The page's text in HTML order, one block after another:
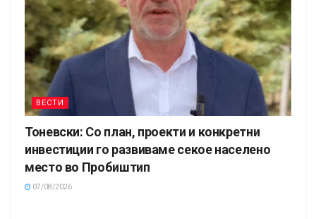
ВЕСТИ
Тоневски: Со план, проекти и конкретни
инвестиции го развиваме секое населено
место во Пробиштип
07/08/2026